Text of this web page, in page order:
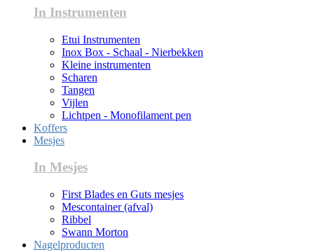
In Instrumenten
Etui Instrumenten
Inox Box - Schaal - Nierbekken
Kleine instrumenten
Scharen
Tangen
Vijlen
Lichtpen - Monofilament pen
Koffers
Mesjes
In Mesjes
First Blades en Guts mesjes
Mescontainer (afval)
Ribbel
Swann Morton
Nagelproducten